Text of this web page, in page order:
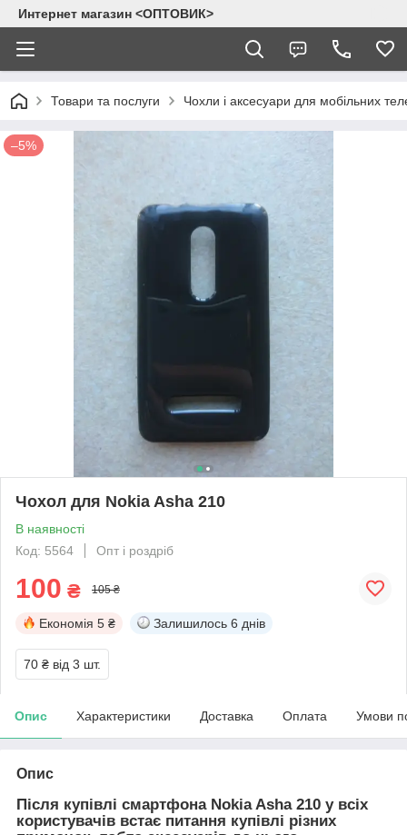
Интернет магазин <ОПТОВИК>
Товари та послуги Чохли і аксесуари для мобільних
–5%
Чохол для Nokia Asha 210
В наявності
Код: 5564
Опт і роздріб
100 ₴ 105 ₴
Економія 5 ₴ Залишилось 6 днів
70 ₴ від 3 шт.
Опис Характеристики Доставка Оплата Умови
Опис
Після купівлі смартфона Nokia Asha 210 у всіх
користувачів встає питання купівлі різних